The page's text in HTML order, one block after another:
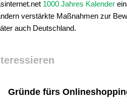
1000 Jahres Kalender
verstärkte Maßnahmen zur
auch Deutschland.
Gründe fürs